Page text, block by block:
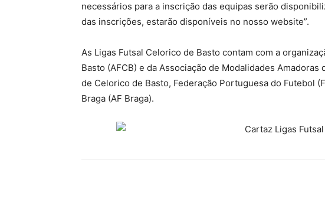
necessários para a inscrição das equipas serão
das inscrições, estarão disponíveis no nosso website”.
As Ligas Futsal Celorico de Basto contam com a
Basto (AFCB) e da Associação de Modalidades
de Celorico de Basto, Federação Portuguesa do Futebol
Braga (AF Braga).